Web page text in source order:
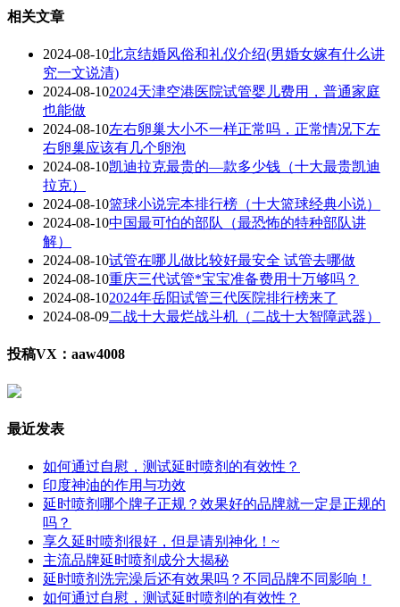
相关文章
2024-08-10北京结婚风俗和礼仪介绍(男婚女嫁有什么讲
究一文说清)
2024-08-102024天津空港医院试管婴儿费用，普通家庭
也能做
2024-08-10左右卵巢大小不一样正常吗，正常情况下左
右卵巢应该有几个卵泡
2024-08-10凯迪拉克最贵的—款多少钱（十大最贵凯迪
拉克）
2024-08-10篮球小说完本排行榜（十大篮球经典小说）
2024-08-10中国最可怕的部队（最恐怖的特种部队讲
解）
2024-08-10试管在哪儿做比较好最安全 试管去哪做
2024-08-10重庆三代试管*宝宝准备费用十万够吗？
2024-08-102024年岳阳试管三代医院排行榜来了
2024-08-09二战十大最烂战斗机（二战十大智障武器）
投稿VX：aaw4008
最近发表
如何通过自慰，测试延时喷剂的有效性？
印度神油的作用与功效
延时喷剂哪个牌子正规？效果好的品牌就一定是正规的
吗？
享久延时喷剂很好，但是请别神化！~
主流品牌延时喷剂成分大揭秘
延时喷剂洗完澡后还有效果吗？不同品牌不同影响！
如何通过自慰，测试延时喷剂的有效性？